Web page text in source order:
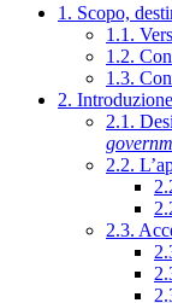
1. Scopo,
1.1.
1.2.
1.3.
2.
2.1.
2.2.
2.3.